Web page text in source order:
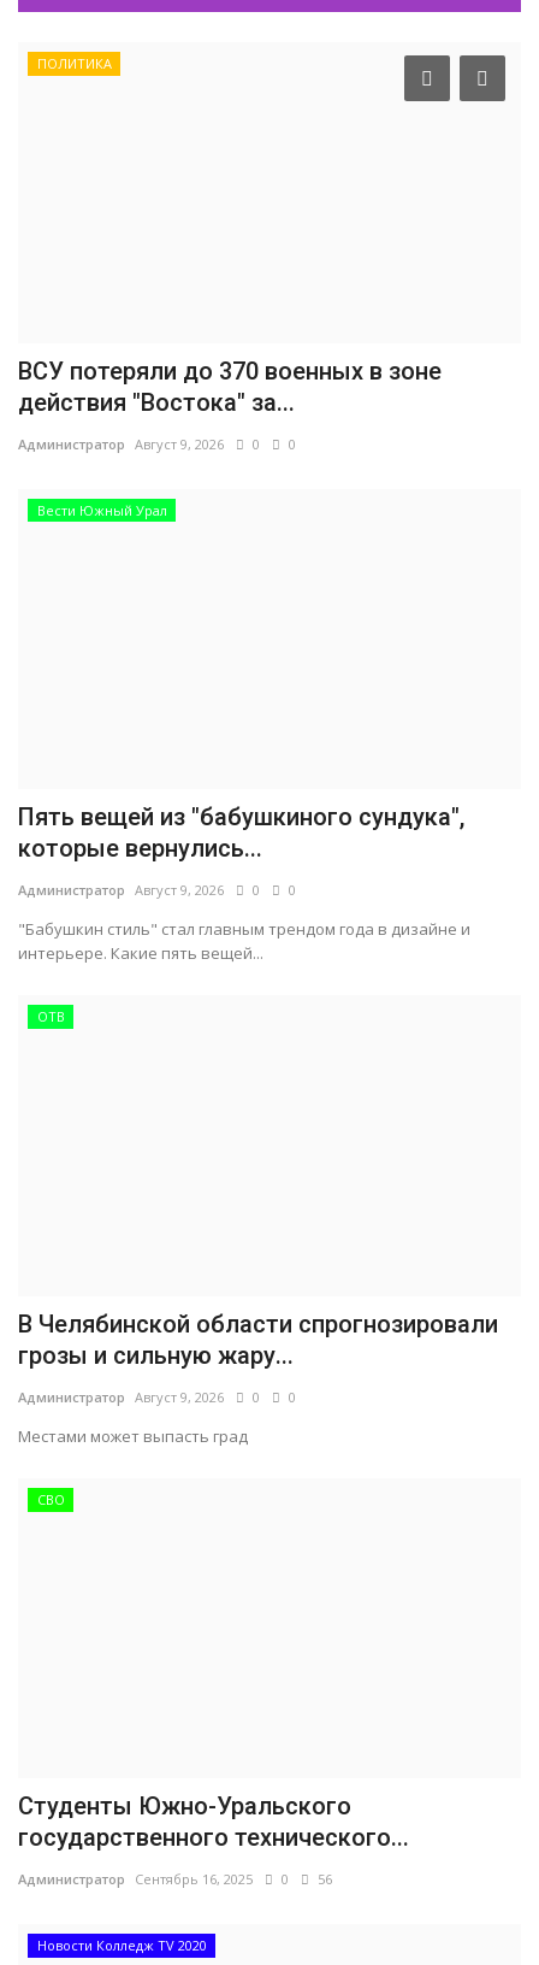
ПОЛИТИКА
ВСУ потеряли до 370 военных в зоне
действия "Востока" за...
Администратор Август 9, 2026 0 0
Вести Южный Урал
Пять вещей из "бабушкиного сундука",
которые вернулись...
Администратор Август 9, 2026 0 0
"Бабушкин стиль" стал главным трендом года в дизайне и
интерьере. Какие пять вещей...
ОТВ
В Челябинской области спрогнозировали
грозы и сильную жару...
Администратор Август 9, 2026 0 0
Местами может выпасть град
СВО
Студенты Южно-Уральского
государственного технического...
Администратор Сентябрь 16, 2025 0 56
Новости Колледж TV 2020